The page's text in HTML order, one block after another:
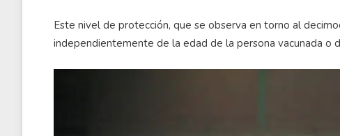
Este nivel de protección, que se observa en torno al
independientemente de la edad de la persona vacunada o